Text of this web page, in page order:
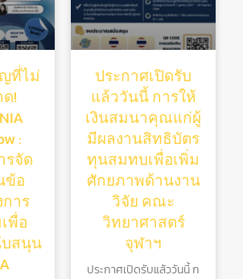
ที่ไม่
!
:
รจัด
ข้อ
าร
พื่อ
สนุน
ประกาศเปิดรับ
แล้ววันนี้ การให้
เงินสมนาคุณแก่ผู้
มีผลงานสิทธิบัตร
ทุนสมทบเพื่อเพิ่ม
ศักยภาพด้านงาน
วิจัย คณะ
วิทยาศาสตร์
จุฬาฯ
ประกาศเปิดรับแล้ววันนี้ ก